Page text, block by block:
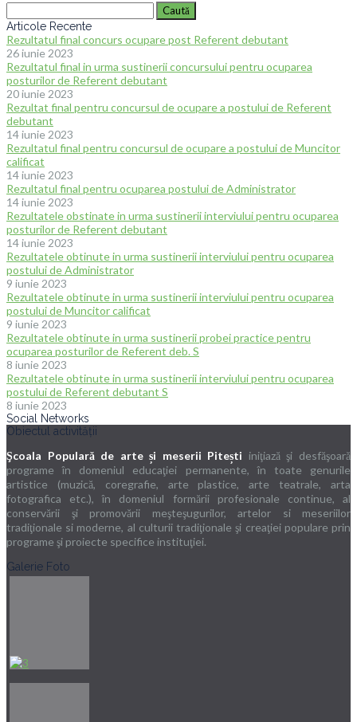
Caută
după:
Articole Recente
Rezultatul final concurs ocupare post Referent debutant
26 iunie 2023
Rezultatul final in urma sustinerii concursului pentru ocuparea
posturilor de Referent debutant
20 iunie 2023
Rezultat final pentru concursul de ocupare a postului de Referent
debutant
14 iunie 2023
Rezultatul final pentru concursul de ocupare a postului de Muncitor
calificat
14 iunie 2023
Rezultatul final pentru ocuparea postului de Administrator
14 iunie 2023
Rezultatele obstinate in urma sustinerii interviului pentru ocuparea
posturilor de Referent debutant
14 iunie 2023
Rezultatele obtinute in urma sustinerii interviului pentru ocuparea
postului de Administrator
9 iunie 2023
Rezultatele obtinute in urma sustinerii interviului pentru ocuparea
postului de Muncitor calificat
9 iunie 2023
Rezultatele obtinute in urma sustinerii probei practice pentru
ocuparea posturilor de Referent deb. S
8 iunie 2023
Rezultatele obtinute in urma sustinerii interviului pentru ocuparea
postului de Referent debutant S
8 iunie 2023
Social Networks
Obiectul activității
Şcoala Populară de arte și meserii Pitești iniţiază şi desfăşoară
programe în domeniul educaţiei permanente, în toate genurile
artistice (muzică, coregrafie, arte plastice, arte teatrale, arta
fotografica etc.), în domeniul formării profesionale continue, al
conservării şi promovării meşteşugurilor, artelor si meseriilor
tradiţionale si moderne, al culturii tradiţionale şi creaţiei populare prin
programe şi proiecte specifice instituţiei.
Galerie Foto